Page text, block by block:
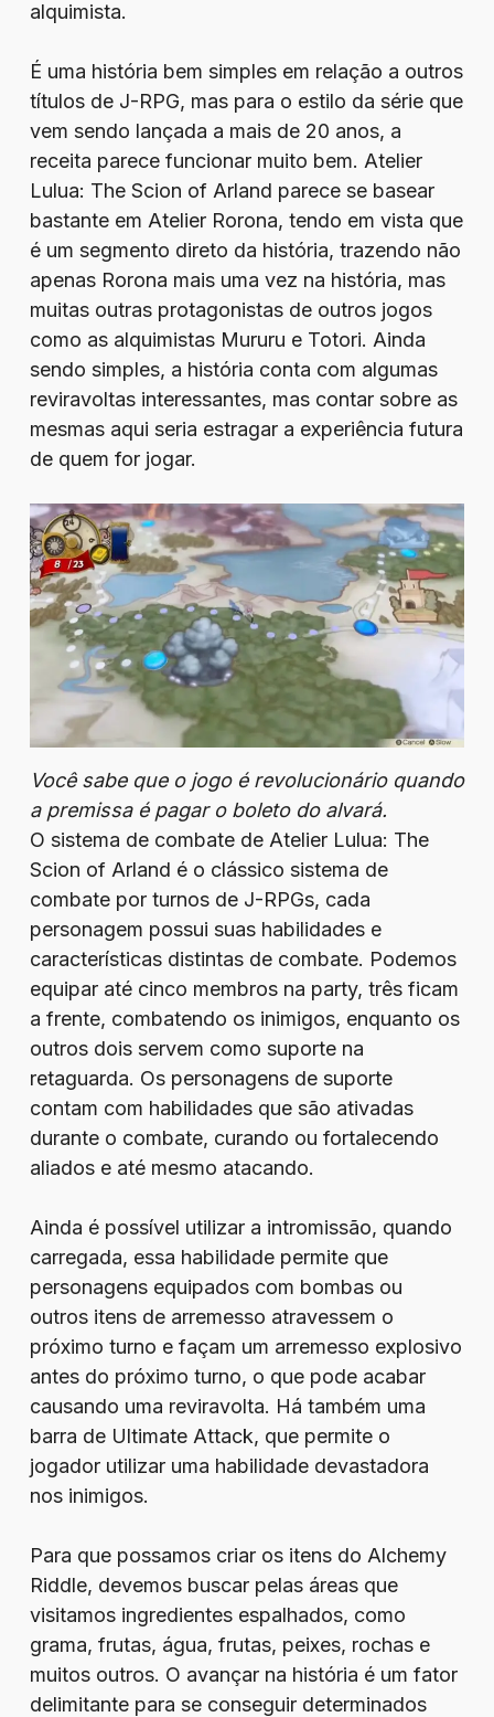
alquimista.
É uma história bem simples em relação a outros
títulos de J-RPG, mas para o estilo da série que
vem sendo lançada a mais de 20 anos, a
receita parece funcionar muito bem. Atelier
Lulua: The Scion of Arland parece se basear
bastante em Atelier Rorona, tendo em vista que
é um segmento direto da história, trazendo não
apenas Rorona mais uma vez na história, mas
muitas outras protagonistas de outros jogos
como as alquimistas Mururu e Totori. Ainda
sendo simples, a história conta com algumas
reviravoltas interessantes, mas contar sobre as
mesmas aqui seria estragar a experiência futura
de quem for jogar.
Você sabe que o jogo é revolucionário quando
a premissa é pagar o boleto do alvará.
O sistema de combate de Atelier Lulua: The
Scion of Arland é o clássico sistema de
combate por turnos de J-RPGs, cada
personagem possui suas habilidades e
características distintas de combate. Podemos
equipar até cinco membros na party, três ficam
a frente, combatendo os inimigos, enquanto os
outros dois servem como suporte na
retaguarda. Os personagens de suporte
contam com habilidades que são ativadas
durante o combate, curando ou fortalecendo
aliados e até mesmo atacando.
Ainda é possível utilizar a intromissão, quando
carregada, essa habilidade permite que
personagens equipados com bombas ou
outros itens de arremesso atravessem o
próximo turno e façam um arremesso explosivo
antes do próximo turno, o que pode acabar
causando uma reviravolta. Há também uma
barra de Ultimate Attack, que permite o
jogador utilizar uma habilidade devastadora
nos inimigos.
Para que possamos criar os itens do Alchemy
Riddle, devemos buscar pelas áreas que
visitamos ingredientes espalhados, como
grama, frutas, água, frutas, peixes, rochas e
muitos outros. O avançar na história é um fator
delimitante para se conseguir determinados